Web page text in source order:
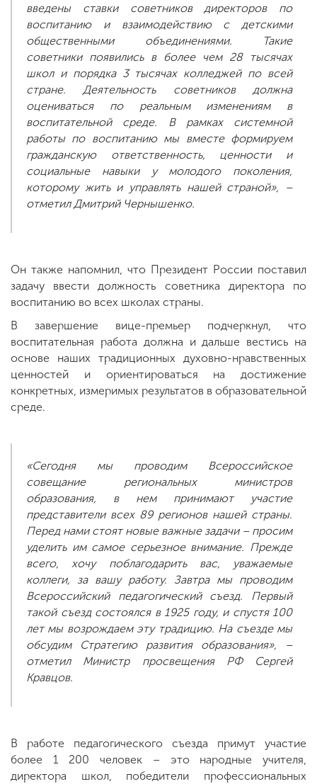
введены ставки советников директоров по
воспитанию и взаимодействию с детскими
общественными объединениями. Такие
советники появились в более чем 28 тысячах
школ и порядка 3 тысячах колледжей по всей
стране. Деятельность советников должна
оцениваться по реальным изменениям в
воспитательной среде. В рамках системной
работы по воспитанию мы вместе формируем
гражданскую ответственность, ценности и
социальные навыки у молодого поколения,
которому жить и управлять нашей страной», –
отметил Дмитрий Чернышенко.
Он также напомнил, что Президент России поставил
задачу ввести должность советника директора по
воспитанию во всех школах страны.
В завершение вице-премьер подчеркнул, что
воспитательная работа должна и дальше вестись на
основе наших традиционных духовно-нравственных
ценностей и ориентироваться на достижение
конкретных, измеримых результатов в образовательной
среде.
«Сегодня мы проводим Всероссийское
совещание региональных министров
образования, в нем принимают участие
представители всех 89 регионов нашей страны.
Перед нами стоят новые важные задачи – просим
уделить им самое серьезное внимание. Прежде
всего, хочу поблагодарить вас, уважаемые
коллеги, за вашу работу. Завтра мы проводим
Всероссийский педагогический съезд. Первый
такой съезд состоялся в 1925 году, и спустя 100
лет мы возрождаем эту традицию. На съезде мы
обсудим Стратегию развития образования», –
отметил Министр просвещения РФ Сергей
Кравцов.
В работе педагогического съезда примут участие
более 1 200 человек – это народные учителя,
директора школ, победители профессиональных